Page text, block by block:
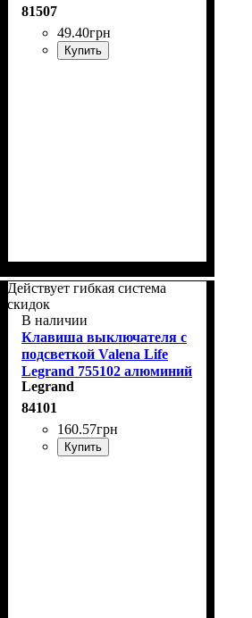
81507
49.40грн
Купить
Действует гибкая система
скидок
В наличии
Клавиша выключателя с
подсветкой Valena Life
Legrand 755102 алюминий
Legrand
84101
160.57грн
Купить